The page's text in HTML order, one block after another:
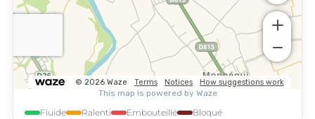
Fluide Ralenti Embouteillé Bloqué